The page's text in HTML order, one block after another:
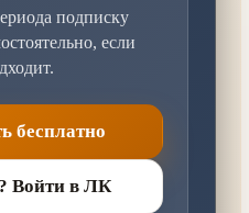
подписку
если
бесплатно
Войти в ЛК